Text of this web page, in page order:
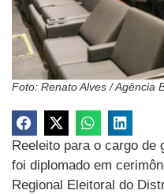
Foto: Renato Alves / Agência
Reeleito para o cargo de
foi diplomado em
Regional Eleitoral do